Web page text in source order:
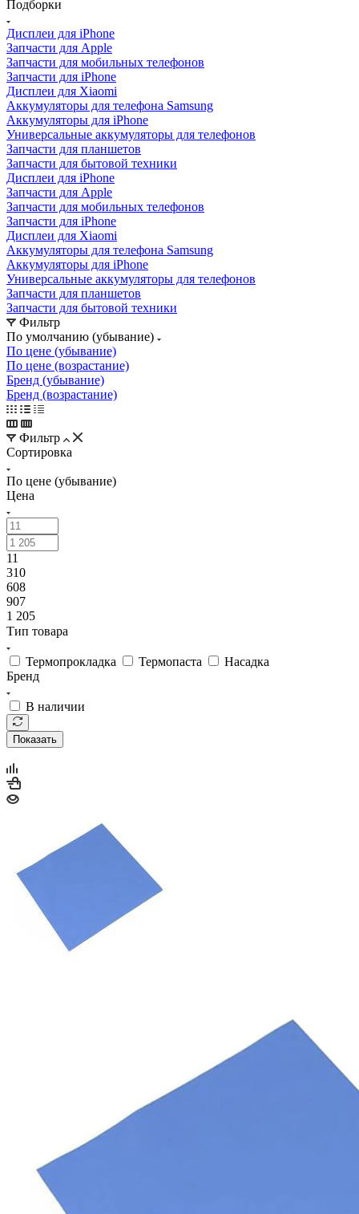
Дисплеи для iPhone
Запчасти для Apple
Запчасти для мобильных телефонов
Запчасти для iPhone
Дисплеи для Xiaomi
Аккумуляторы для телефона Samsung
Аккумуляторы для iPhone
Универсальные аккумуляторы для телефонов
Запчасти для планшетов
Запчасти для бытовой техники
Дисплеи для iPhone
Запчасти для Apple
Запчасти для мобильных телефонов
Запчасти для iPhone
Дисплеи для Xiaomi
Аккумуляторы для телефона Samsung
Аккумуляторы для iPhone
Универсальные аккумуляторы для телефонов
Запчасти для планшетов
Запчасти для бытовой техники
Фильтр
По умолчанию (убывание)
По цене (убывание)
По цене (возрастание)
Бренд (убывание)
Бренд (возрастание)
Фильтр
Сортировка
По цене (убывание)
Цена
11
310
608
907
1 205
Тип товара
Термопрокладка
Бренд
В наличии
Показать